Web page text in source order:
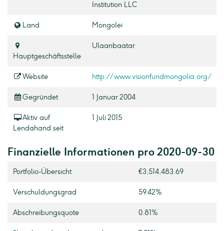
Institution LLC
Land Mongolei
Hauptgeschäftsstelle
Ulaanbaatar
Website http://www.visionfundmongolia.org/
Gegründet 1 Januar 2004
Aktiv auf
Lendahand seit
1 Juli 2015
Finanzielle Informationen pro 2020-09-30
Portfolio-Übersicht €3,514,483.69
Verschuldungsgrad 59.42%
Abschreibungsquote 0.81%